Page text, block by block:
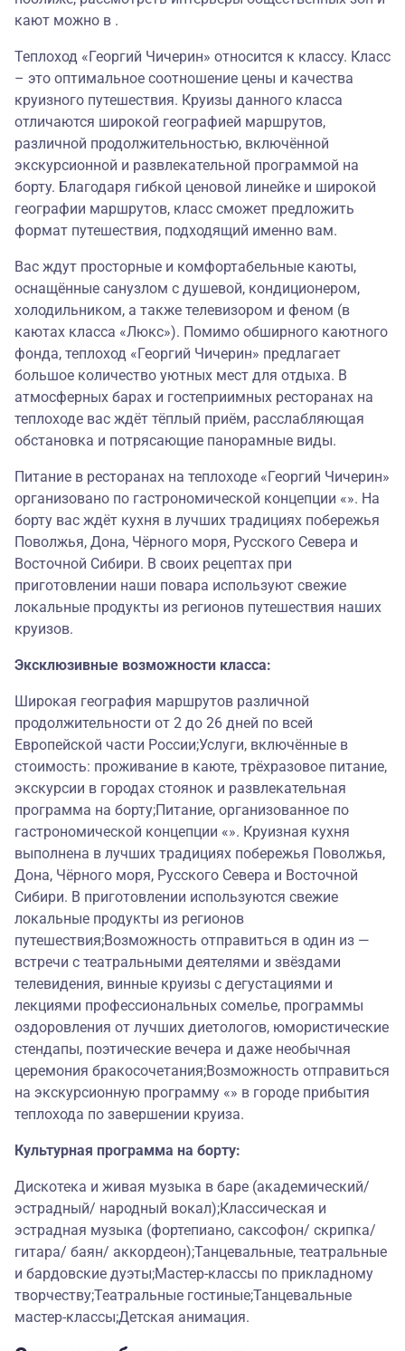
кают можно в .
Теплоход «Георгий Чичерин» относится к классу. Класс
– это оптимальное соотношение цены и качества
круизного путешествия. Круизы данного класса
отличаются широкой географией маршрутов,
различной продолжительностью, включённой
экскурсионной и развлекательной программой на
борту. Благодаря гибкой ценовой линейке и широкой
географии маршрутов, класс сможет предложить
формат путешествия, подходящий именно вам.
Вас ждут просторные и комфортабельные каюты,
оснащённые санузлом с душевой, кондиционером,
холодильником, а также телевизором и феном (в
каютах класса «Люкс»). Помимо обширного каютного
фонда, теплоход «Георгий Чичерин» предлагает
большое количество уютных мест для отдыха. В
атмосферных барах и гостеприимных ресторанах на
теплоходе вас ждёт тёплый приём, расслабляющая
обстановка и потрясающие панорамные виды.
Питание в ресторанах на теплоходе «Георгий Чичерин»
организовано по гастрономической концепции «». На
борту вас ждёт кухня в лучших традициях побережья
Поволжья, Дона, Чёрного моря, Русского Севера и
Восточной Сибири. В своих рецептах при
приготовлении наши повара используют свежие
локальные продукты из регионов путешествия наших
круизов.
Эксклюзивные возможности класса:
Широкая география маршрутов различной
продолжительности от 2 до 26 дней по всей
Европейской части России;Услуги, включённые в
стоимость: проживание в каюте, трёхразовое питание,
экскурсии в городах стоянок и развлекательная
программа на борту;Питание, организованное по
гастрономической концепции «». Круизная кухня
выполнена в лучших традициях побережья Поволжья,
Дона, Чёрного моря, Русского Севера и Восточной
Сибири. В приготовлении используются свежие
локальные продукты из регионов
путешествия;Возможность отправиться в один из —
встречи с театральными деятелями и звёздами
телевидения, винные круизы с дегустациями и
лекциями профессиональных сомелье, программы
оздоровления от лучших диетологов, юмористические
стендапы, поэтические вечера и даже необычная
церемония бракосочетания;Возможность отправиться
на экскурсионную программу «» в городе прибытия
теплохода по завершении круиза.
Культурная программа на борту:
Дискотека и живая музыка в баре (академический/
эстрадный/ народный вокал);Классическая и
эстрадная музыка (фортепиано, саксофон/ скрипка/
гитара/ баян/ аккордеон);Танцевальные, театральные
и бардовские дуэты;Мастер-классы по прикладному
творчеству;Театральные гостиные;Танцевальные
мастер-классы;Детская анимация.